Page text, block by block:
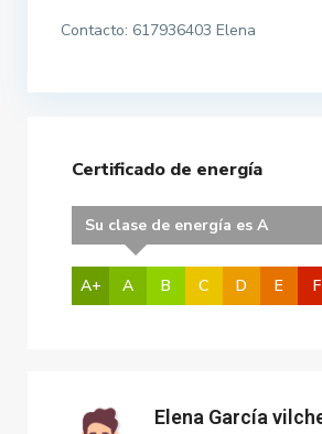
Contacto: 617936403 Elena
Certificado de energía
A+
Su clase de energía es A
A B C D E F
Elena García